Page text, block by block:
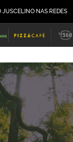
JUSCELINO NAS REDES